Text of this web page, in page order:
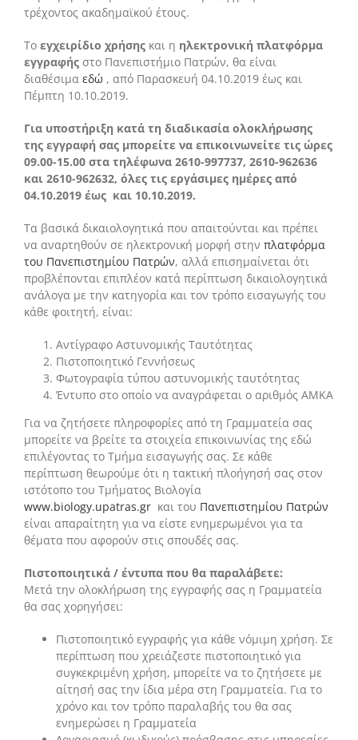
τρέχοντος ακαδημαϊκού έτους.
Το εγχειρίδιο χρήσης και η ηλεκτρονική πλατφόρμα
εγγραφής στο Πανεπιστήμιο Πατρών, θα είναι
διαθέσιμα εδώ , από Παρασκευή 04.10.2019 έως και
Πέμπτη 10.10.2019.
Για υποστήριξη κατά τη διαδικασία ολοκλήρωσης
της εγγραφή σας μπορείτε να επικοινωνείτε τις ώρες
09.00-15.00 στα τηλέφωνα 2610-997737, 2610-962636
και 2610-962632, όλες τις εργάσιμες ημέρες από
04.10.2019 έως και 10.10.2019.
Τα βασικά δικαιολογητικά που απαιτούνται και πρέπει
να αναρτηθούν σε ηλεκτρονική μορφή στην πλατφόρμα
του Πανεπιστημίου Πατρών, αλλά επισημαίνεται ότι
προβλέπονται επιπλέον κατά περίπτωση δικαιολογητικά
ανάλογα με την κατηγορία και τον τρόπο εισαγωγής του
κάθε φοιτητή, είναι:
Αντίγραφο Αστυνομικής Ταυτότητας
Πιστοποιητικό Γεννήσεως
Φωτογραφία τύπου αστυνομικής ταυτότητας
Έντυπο στο οποίο να αναγράφεται ο αριθμός ΑΜΚΑ
Για να ζητήσετε πληροφορίες από τη Γραμματεία σας
μπορείτε να βρείτε τα στοιχεία επικοινωνίας της εδώ
επιλέγοντας το Τμήμα εισαγωγής σας. Σε κάθε
περίπτωση θεωρούμε ότι η τακτική πλοήγησή σας στον
ιστότοπο του Τμήματος Βιολογία
www.biology.upatras.gr και του Πανεπιστημίου Πατρών
είναι απαραίτητη για να είστε ενημερωμένοι για τα
θέματα που αφορούν στις σπουδές σας.
Πιστοποιητικά / έντυπα που θα παραλάβετε:
Μετά την ολοκλήρωση της εγγραφής σας η Γραμματεία
θα σας χορηγήσει:
Πιστοποιητικό εγγραφής για κάθε νόμιμη χρήση. Σε
περίπτωση που χρειάζεστε πιστοποιητικό για
συγκεκριμένη χρήση, μπορείτε να το ζητήσετε με
αίτησή σας την ίδια μέρα στη Γραμματεία. Για το
χρόνο και τον τρόπο παραλαβής του θα σας
ενημερώσει η Γραμματεία